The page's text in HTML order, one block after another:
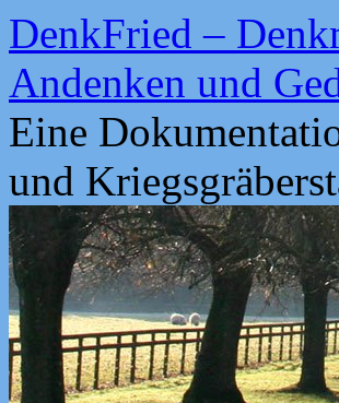
Zum
Inhalt
springen
DenkFried –
Andenken und
Eine
und